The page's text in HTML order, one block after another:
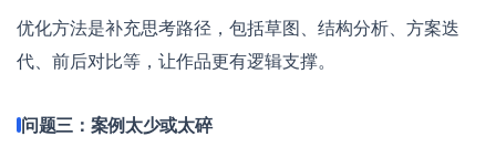
优化方法是补充思考路径，包括草图、结构分析、方案迭
代、前后对比等，让作品更有逻辑支撑。
问题三：案例太少或太碎